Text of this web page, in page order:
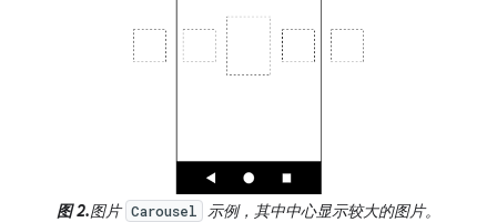
图 2.图片 Carousel 示例，其中中心显示较大的图片。